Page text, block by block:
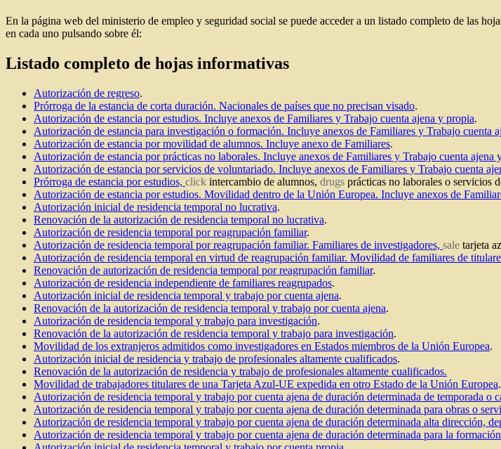
En la página web del ministerio de empleo y seguridad social se puede acceder a un listado completo de las
en cada uno pulsando sobre él:
Listado completo de hojas informativas
Autorización de regreso.
Prórroga de la estancia de corta duración. Nacionales de países que no precisan visado.
Autorización de estancia por estudios. Incluye anexos de Familiares y Trabajo cuenta ajena y propia.
Autorización de estancia para investigación o formación. Incluye anexos de Familiares y Trabajo cuenta
Autorización de estancia por movilidad de alumnos. Incluye anexo de Familiares.
Autorización de estancia por prácticas no laborales. Incluye anexos de Familiares y Trabajo cuenta ajena
Autorización de estancia por servicios de voluntariado. Incluye anexos de Familiares y Trabajo cuenta
Prórroga de estancia por estudios, click intercambio de alumnos, drugs prácticas no laborales o servicios
Autorización de estancia por estudios. Movilidad dentro de la Unión Europea. Incluye anexos de
Autorización inicial de residencia temporal no lucrativa.
Renovación de la autorización de residencia temporal no lucrativa.
Autorización de residencia temporal por reagrupación familiar.
Autorización de residencia temporal por reagrupación familiar. Familiares de investigadores, sale tarjeta
Autorización de residencia temporal en virtud de reagrupación familiar. Movilidad de familiares de
Renovación de autorización de residencia temporal por reagrupación familiar.
Autorización de residencia independiente de familiares reagrupados.
Autorización inicial de residencia temporal y trabajo por cuenta ajena.
Renovación de la autorización de residencia temporal y trabajo por cuenta ajena.
Autorización de residencia temporal y trabajo para investigación.
Renovación de la autorización de residencia temporal y trabajo para investigación.
Movilidad de los extranjeros admitidos como investigadores en Estados miembros de la Unión Europea.
Autorización inicial de residencia y trabajo de profesionales altamente cualificados.
Renovación de la autorización de residencia y trabajo de profesionales altamente cualificados.
Movilidad de trabajadores titulares de una Tarjeta Azul-UE expedida en otro Estado de la Unión Europea.
Autorización de residencia temporal y trabajo por cuenta ajena de duración determinada de temporada o
Autorización de residencia temporal y trabajo por cuenta ajena de duración determinada para obras o
Autorización de residencia temporal y trabajo por cuenta ajena de duración determinada alta dirección,
Autorización de residencia temporal y trabajo por cuenta ajena de duración determinada para la